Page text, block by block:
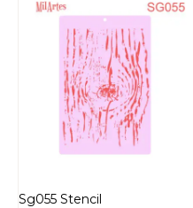
Sg055 Stencil